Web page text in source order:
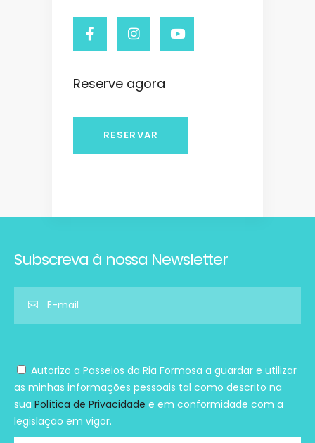
Reserve agora
RESERVAR
Subscreva à nossa Newsletter
Autorizo a Passeios da Ria Formosa a guardar e utilizar
as minhas informações pessoais tal como descrito na
sua Política de Privacidade e em conformidade com a
legislação em vigor.